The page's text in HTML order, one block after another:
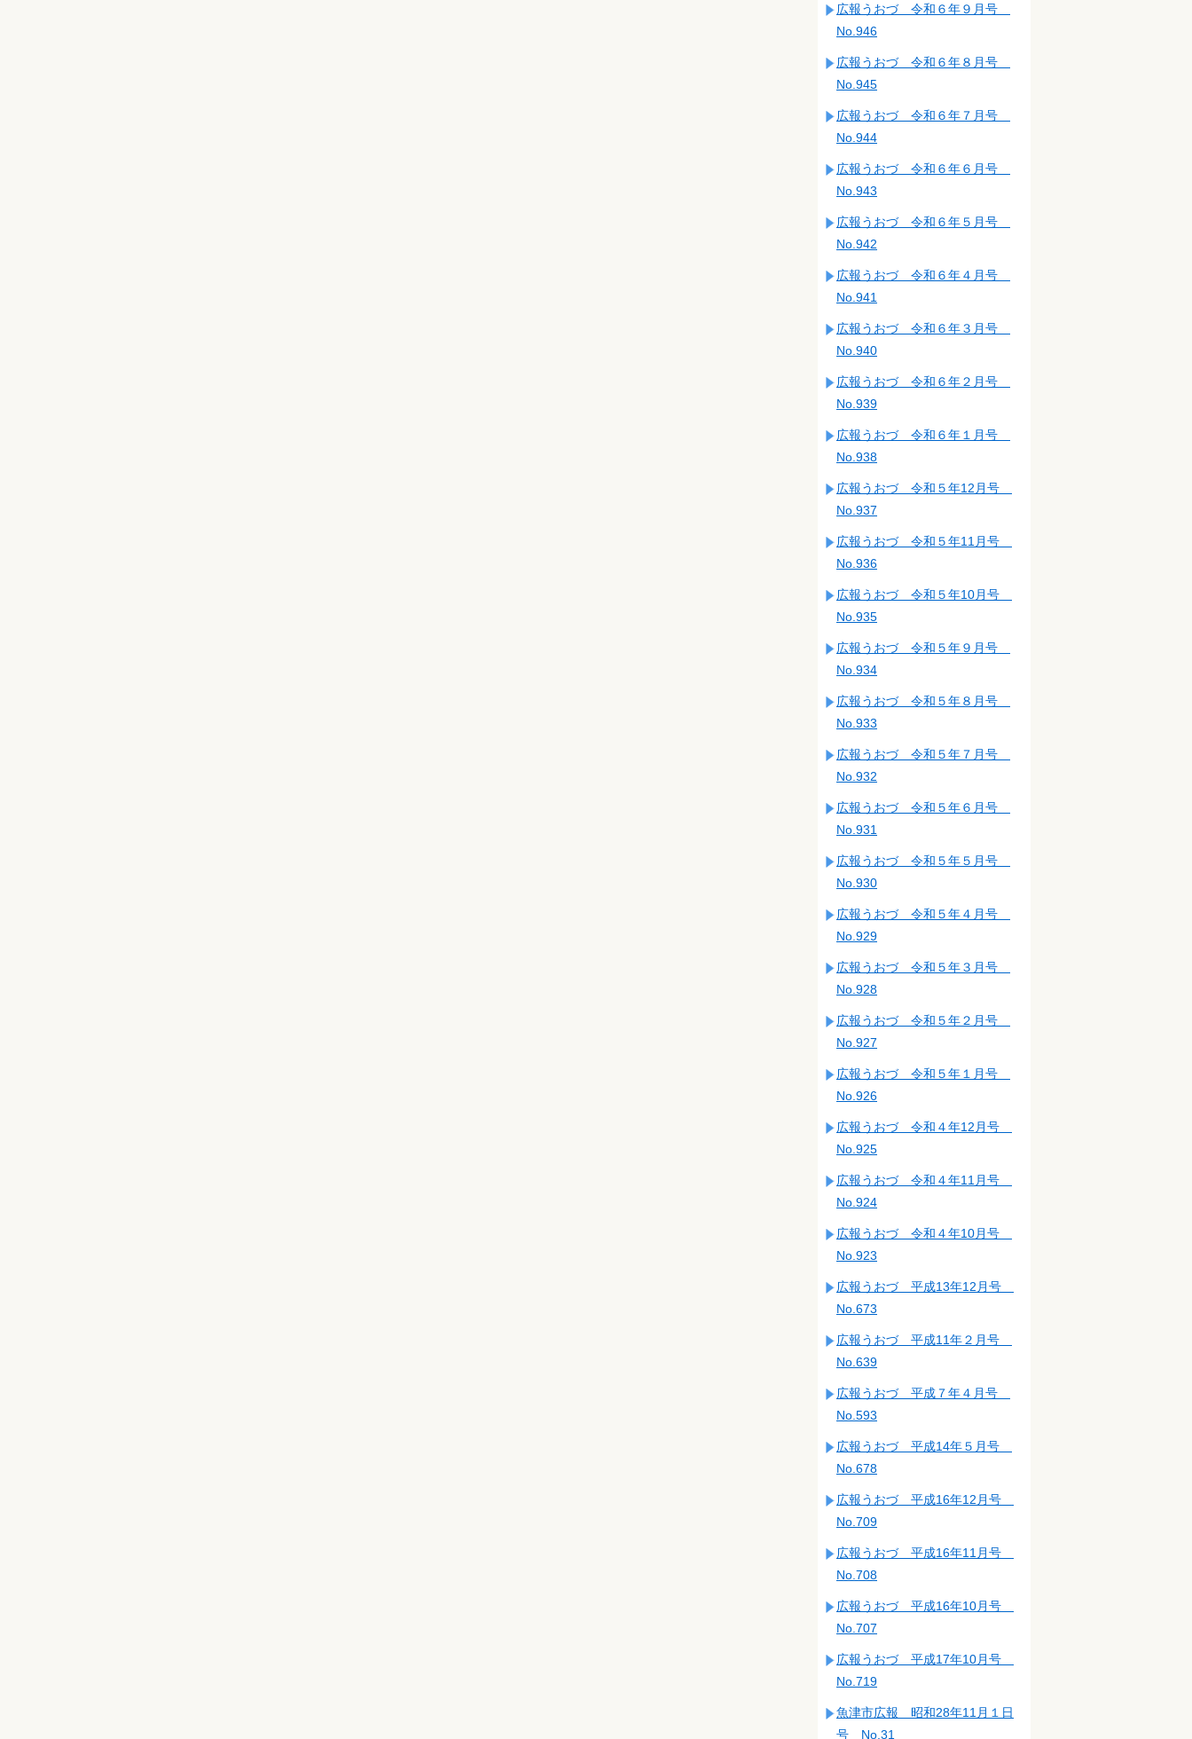
広報うおづ 令和６年９月号
No.946
広報うおづ 令和６年８月号
No.945
広報うおづ 令和６年７月号
No.944
広報うおづ 令和６年６月号
No.943
広報うおづ 令和６年５月号
No.942
広報うおづ 令和６年４月号
No.941
広報うおづ 令和６年３月号
No.940
広報うおづ 令和６年２月号
No.939
広報うおづ 令和６年１月号
No.938
広報うおづ 令和５年12月号
No.937
広報うおづ 令和５年11月号
No.936
広報うおづ 令和５年10月号
No.935
広報うおづ 令和５年９月号
No.934
広報うおづ 令和５年８月号
No.933
広報うおづ 令和５年７月号
No.932
広報うおづ 令和５年６月号
No.931
広報うおづ 令和５年５月号
No.930
広報うおづ 令和５年４月号
No.929
広報うおづ 令和５年３月号
No.928
広報うおづ 令和５年２月号
No.927
広報うおづ 令和５年１月号
No.926
広報うおづ 令和４年12月号
No.925
広報うおづ 令和４年11月号
No.924
広報うおづ 令和４年10月号
No.923
広報うおづ 平成13年12月号
No.673
広報うおづ 平成11年２月号
No.639
広報うおづ 平成７年４月号
No.593
広報うおづ 平成14年５月号
No.678
広報うおづ 平成16年12月号
No.709
広報うおづ 平成16年11月号
No.708
広報うおづ 平成16年10月号
No.707
広報うおづ 平成17年10月号
No.719
魚津市広報 昭和28年11月１日
号 No.31